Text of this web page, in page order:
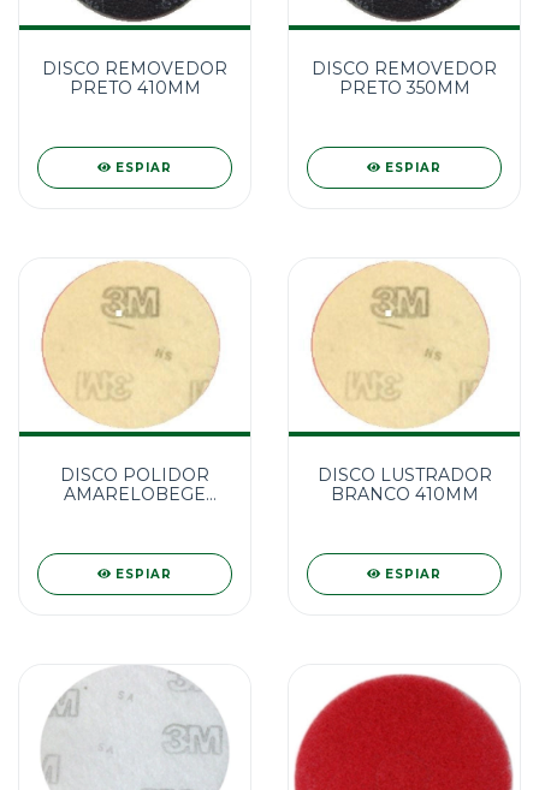
DISCO REMOVEDOR
PRETO 410MM
ESPIAR
DISCO REMOVEDOR
PRETO 350MM
ESPIAR
DISCO POLIDOR
AMARELOBEGE
ESPIAR
DISCO LUSTRADOR
BRANCO 410MM
ESPIAR